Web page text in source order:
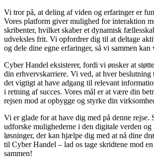
Vi tror på, at deling af viden og erfaringer er
Vores platform giver mulighed for interaktion
skribenter, hvilket skaber et dynamisk
udveksles frit. Vi opfordrer dig til at deltage
og dele dine egne erfaringer, så vi sammen
Cyber Handel eksisterer, fordi vi ønsker at
din erhvervskarriere. Vi ved, at hver
det vigtigt at have adgang til relevant
i retning af succes. Vores mål er at være din
rejsen mod at opbygge og styrke din
Vi er glade for at have dig med på denne rejse.
udforske mulighederne i den digitale verden
løsninger, der kan hjælpe dig med at nå dine
til Cyber Handel – lad os tage skridtene mod
sammen!